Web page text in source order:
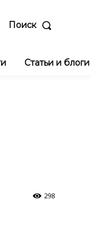
Поиск
Статьи и блоги
298